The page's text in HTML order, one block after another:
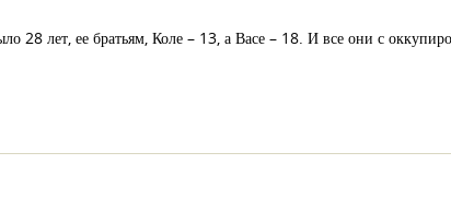
28 лет, ее братьям, Коле – 13, а Васе – 18. И все они с